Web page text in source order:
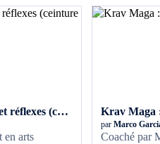
Krav Maga : Renforcement et réflexes (ceinture jaune)
en arts
Krav Maga
par Marco
Coaché par